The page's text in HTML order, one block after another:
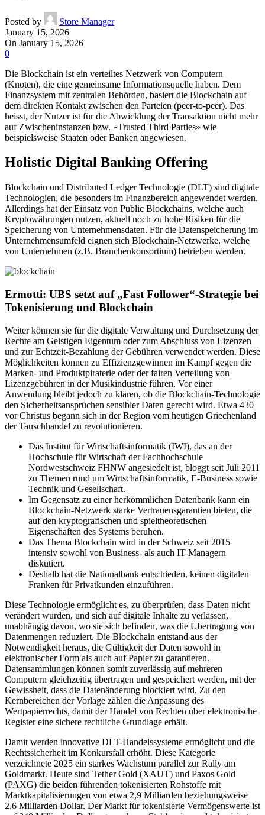
Posted by
Store Manager
January 15, 2026
On January 15, 2026
0
Die Blockchain ist ein verteiltes Netzwerk von Computern
(Knoten), die eine gemeinsame Informationsquelle haben. Dem
Finanzsystem mit zentralen Behörden, basiert die Blockchain auf
dem direkten Kontakt zwischen den Parteien (peer-to-peer). Das
heisst, der Nutzer ist für die Abwicklung der Transaktion nicht mehr
auf Zwischeninstanzen bzw. «Trusted Third Parties» wie
beispielsweise Staaten oder Banken angewiesen.
Holistic Digital Banking Offering
Blockchain und Distributed Ledger Technologie (DLT) sind digitale
Technologien, die besonders im Finanzbereich angewendet werden.
Allerdings hat der Einsatz von Public Blockchains, welche auch
Kryptowährungen nutzen, aktuell noch zu hohe Risiken für die
Speicherung von Unternehmensdaten. Für die Datenspeicherung im
Unternehmensumfeld eignen sich Blockchain-Netzwerke, welche
von Unternehmen (z.B. Branchenkonsortium) betrieben werden.
Ermotti: UBS setzt auf „Fast Follower“-Strategie bei
Tokenisierung und Blockchain
Weiter können sie für die digitale Verwaltung und Durchsetzung der
Rechte am Geistigen Eigentum oder zum Abschluss von Lizenzen
und zur Echtzeit-Bezahlung der Gebühren verwendet werden. Diese
Möglichkeiten können zu Effizienzgewinnen im Kampf gegen die
Marken- und Produktpiraterie oder der fairen Verteilung von
Lizenzgebühren in der Musikindustrie führen. Vor einer
Anwendung bleibt jedoch zu klären, ob die Blockchain-Technologie
den Sicherheitsansprüchen sensibler Daten gerecht wird. Etwa 430
vor Christus begann sich in der Region vom heutigen Griechenland
der Tauschhandel zu revolutionieren.
Das Institut für Wirtschaftsinformatik (IWI), das an der
Hochschule für Wirtschaft der Fachhochschule
Nordwestschweiz FHNW angesiedelt ist, bloggt seit Juli 2011
zu Themen rund um Wirtschaftsinformatik, E-Business sowie
Technik und Gesellschaft.
Im Gegensatz zu einer herkömmlichen Datenbank kann ein
Blockchain-Netzwerk starke Vertrauensgarantien bieten, die
auf den kryptografischen und spieltheoretischen
Eigenschaften des Systems beruhen.
Das Thema Blockchain wird in der Schweiz seit 2015
intensiv sowohl von Business- als auch IT-Managern
diskutiert.
Deshalb hat die Nationalbank entschieden, keinen digitalen
Franken für Privatkunden einzuführen.
Diese Technologie ermöglicht es, zu überprüfen, dass Daten nicht
verändert wurden, und sich auf digitale Inhalte zu verlassen,
unabhängig davon, wo sie sich befinden, was die Übertragung von
Datenmengen reduziert. Die Blockchain entstand aus der
Notwendigkeit heraus, die Gültigkeit der Daten sowohl in
elektronischer Form als auch auf Papier zu garantieren.
Datensammlungen können somit zuverlässig auf mehreren
Computern gleichzeitig übertragen und gespeichert werden, mit der
Gewissheit, dass die Datenänderung blockiert wird. Zu den
Kernbereichen der Vorlage zählen die Anpassung des
Wertpapierrechts, damit der Handel von Rechten über elektronische
Register eine sichere rechtliche Grundlage erhält.
Damit werden innovative DLT-Handelssysteme ermöglicht und die
Rechtssicherheit im Konkursfall erhöht. Diese Kategorie
verzeichnete 2025 ein starkes Wachstum parallel zur Rally am
Goldmarkt. Heute sind Tether Gold (XAUT) und Paxos Gold
(PAXG) die beiden führenden tokenisierten Rohstoffe mit
Marktkapitalisierungen von etwa 2,9 Milliarden beziehungsweise
2,6 Milliarden Dollar. Der Markt für tokenisierte Vermögenswerte ist